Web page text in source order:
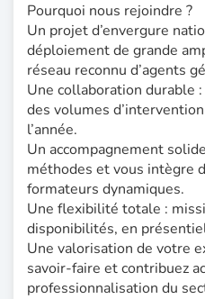
Pourquoi nous rejoindre ?
Un projet d’envergure
déploiement de grande
réseau reconnu d’agents
Une collaboration durable
des volumes
l’année.
Un accompagnement
méthodes et vous intègre
formateurs dynamiques.
Une flexibilité totale :
disponibilités, en
Une valorisation de votre
savoir-faire et contribuez
professionnalisation du